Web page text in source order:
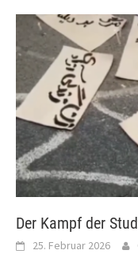
Der Kampf der
25. Februar 2026